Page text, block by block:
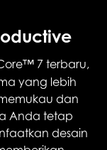
7 terbaru,
yang lebih
dan
Anda tetap
desain